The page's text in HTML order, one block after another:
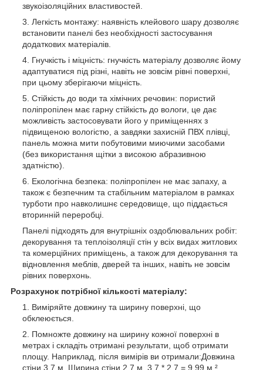
звукоізоляційних властивостей.
Легкість монтажу: наявність клейового шару дозволяє
встановити панелі без необхідності застосування
додаткових матеріалів.
Гнучкість і міцність: гнучкість матеріалу дозволяє йому
адаптуватися під різні, навіть не зовсім рівні поверхні,
при цьому зберігаючи міцність.
Стійкість до води та хімічних речовин: пористий
поліпропілен має гарну стійкість до вологи, це дає
можливість застосовувати його у приміщеннях з
підвищеною вологістю, а завдяки захисній ПВХ плівці,
панель можна мити побутовими миючими засобами
(без використання щітки з високою абразивною
здатністю).
Екологічна безпека: поліпропілен не має запаху, а
також є безпечним та стабільним матеріалом в рамках
турботи про навколишнє середовище, що піддається
вторинній переробці.
Панелі підходять для внутрішніх оздоблювальних робіт:
декорування та теплоізоляції стін у всіх видах житлових
та комерційних приміщень, а також для декорування та
відновлення меблів, дверей та інших, навіть не зовсім
рівних поверхонь.
Розрахунок потрібної кількості матеріалу:
Виміряйте довжину та ширину поверхні, що
обклеюється.
Помножте довжину на ширину кожної поверхні в
метрах і складіть отримані результати, щоб отримати
площу. Наприклад, після вимірів ви отримали:Довжина
стіни 3,7 м. Ширина стіни 2,7 м. 3,7 * 2,7 = 9,99 м ²